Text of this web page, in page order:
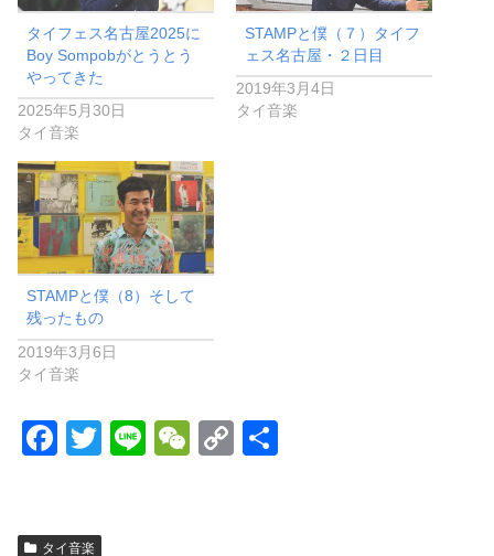
タイフェス名古屋2025に
Boy Sompobがとうとう
やってきた
2025年5月30日
タイ音楽
STAMPと僕（７）タイフ
ェス名古屋・２日目
2019年3月4日
タイ音楽
STAMPと僕（8）そして
残ったもの
2019年3月6日
タイ音楽
F
e
T
Li
W
C
タイ音楽